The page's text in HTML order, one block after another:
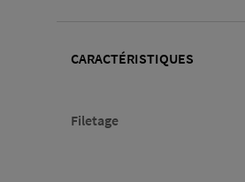
CARACTÉRISTIQUES
Filetage